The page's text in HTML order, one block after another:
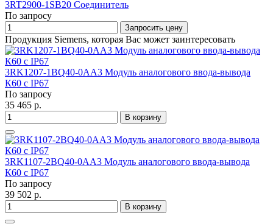
3RT2900-1SB20 Соединитель
По запросу
Запросить цену
Продукция Siemens, которая Вас может заинтересовать
3RK1207-1BQ40-0AA3 Модуль аналогового ввода-вывода
К60 с IP67
По запросу
35 465 р.
В корзину
3RK1107-2BQ40-0AA3 Модуль аналогового ввода-вывода
К60 с IP67
По запросу
39 502 р.
В корзину